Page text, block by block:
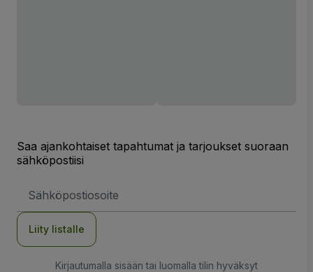
Saa ajankohtaiset tapahtumat ja tarjoukset suoraan
sähköpostiisi
Liity listalle
Kirjautumalla sisään tai luomalla tilin hyväksyt